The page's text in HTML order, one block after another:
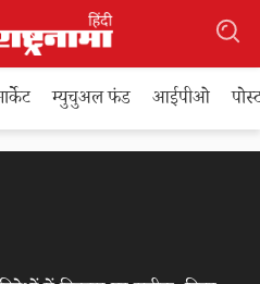
म्युचुअल फंड आईपीओ